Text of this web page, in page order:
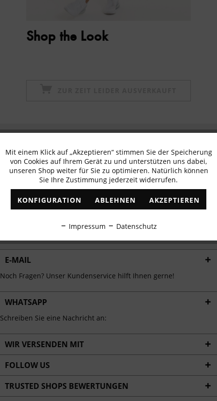
Shop the Look
erhalten
✓ Exklusive Angebote ✓ Die aktuellsten Trends
E-MAIL
Noch Fragen? Unser Kundenservice hilft Ihnen gerne!
WHATSAPP
Schreiben Sie eine Nachricht an:
WIR VERSENDEN MIT
FOLLOW US
TRUSTED SHOPS BEWERTUNGEN
Funktionale Aktiv
Marketing Inaktiv
Tracking Inaktiv
Personalisierung Inaktiv
Service
Mit einem Klick auf „Akzeptieren“ stimmen Sie der Speicherung
von Cookies auf Ihrem Gerät zu und unterstützen uns dabei,
unseren Shop weiter für Sie zu optimieren. Natürlich können
Sie Ihre Zustimmung jederzeit widerrufen.
KONFIGURATION ABLEHNEN AKZEPTIEREN
Impressum Datenschutz